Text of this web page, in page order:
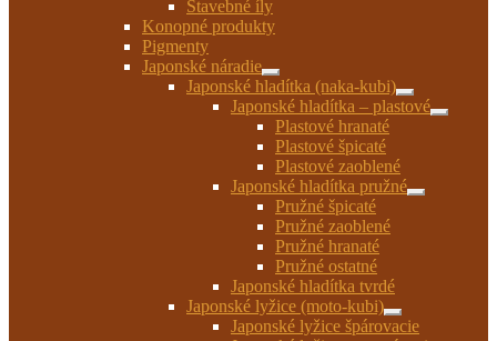
menuStavebné íly
Konopné produkty
Pigmenty
Japonské náradie
Rozbaliť
podradené
menu
Japonské hladítka (naka-kubi)
Rozbaliť
podradené
Japonské hladítka – plastové
Rozbaliť
Plastové hranaté
Plastové špicaté
Plastové zaoblené
Japonské hladítka pružné
Rozbaliť
Pružné špicaté
Pružné zaoblené
Pružné hranaté
Pružné ostatné
Japonské hladítka tvrdé
Japonské lyžice (moto-kubi)
Rozbaliť
podradené
Japonské lyžice špárovacie